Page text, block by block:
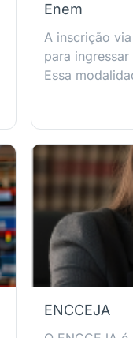
Enem
A inscrição
para
Essa
ENCCEJA